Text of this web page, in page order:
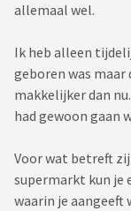
allemaal wel.
Ik heb alleen
geboren was maar
makkelijker dan
had gewoon gaan
Voor wat betreft
supermarkt kun je
waarin je aangeeft